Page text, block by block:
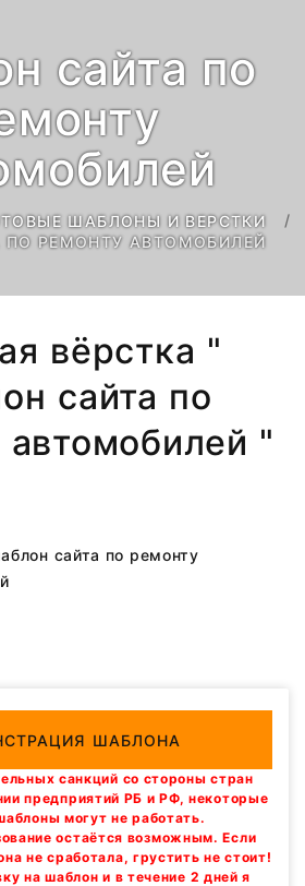
сайта по
ШАБЛОНЫ И ВЕРСТКИ
РЕМОНТУ АВТОМОБИЛЕЙ
вёрстка "
сайта по
"
ШАБЛОНА
санкций со стороны стран
предприятий РБ и РФ, некоторые
могут не работать.
остаётся возможным. Если
не сработала, грустить не стоит!
на шаблон и в течение 2 дней я